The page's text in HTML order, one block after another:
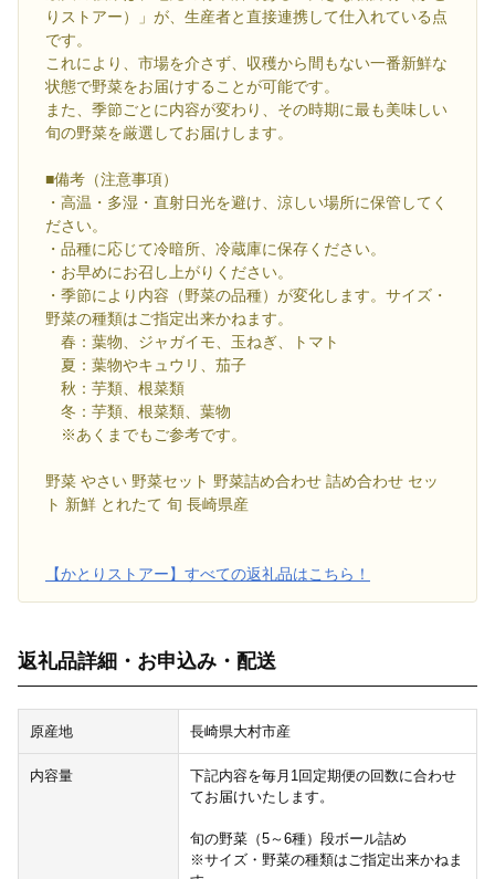
りストアー）」が、生産者と直接連携して仕入れている点
です。
これにより、市場を介さず、収穫から間もない一番新鮮な
状態で野菜をお届けすることが可能です。
また、季節ごとに内容が変わり、その時期に最も美味しい
旬の野菜を厳選してお届けします。
■備考（注意事項）
・高温・多湿・直射日光を避け、涼しい場所に保管してく
ださい。
・品種に応じて冷暗所、冷蔵庫に保存ください。
・お早めにお召し上がりください。
・季節により内容（野菜の品種）が変化します。サイズ・
野菜の種類はご指定出来かねます。
春：葉物、ジャガイモ、玉ねぎ、トマト
夏：葉物やキュウリ、茄子
秋：芋類、根菜類
冬：芋類、根菜類、葉物
※あくまでもご参考です。
野菜 やさい 野菜セット 野菜詰め合わせ 詰め合わせ セッ
ト 新鮮 とれたて 旬 長崎県産
【かとりストアー】すべての返礼品はこちら！
返礼品詳細・お申込み・配送
原産地 長崎県大村市産
内容量
下記内容を毎月1回定期便の回数に合わせ
てお届けいたします。
旬の野菜（5～6種）段ボール詰め
※サイズ・野菜の種類はご指定出来かねま